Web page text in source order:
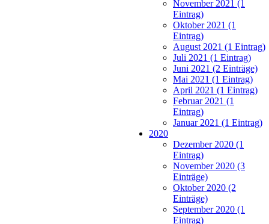
November 2021 (1
Eintrag)
Oktober 2021 (1
Eintrag)
August 2021 (1 Eintrag)
Juli 2021 (1 Eintrag)
Juni 2021 (2 Einträge)
Mai 2021 (1 Eintrag)
April 2021 (1 Eintrag)
Februar 2021 (1
Eintrag)
Januar 2021 (1 Eintrag)
2020
Dezember 2020 (1
Eintrag)
November 2020 (3
Einträge)
Oktober 2020 (2
Einträge)
September 2020 (1
Eintrag)